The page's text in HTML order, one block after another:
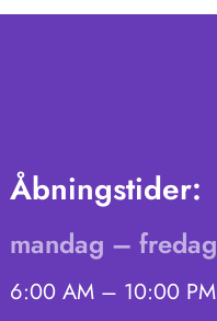
Åbningstider:
mandag – fredag
6:00 AM – 10:00 PM